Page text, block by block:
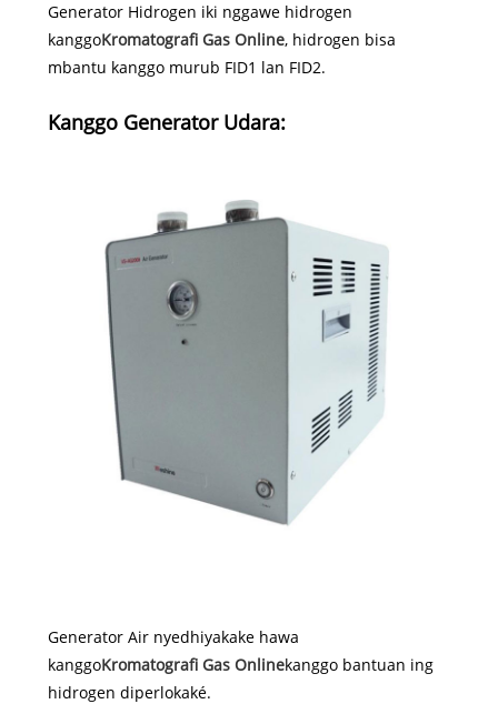
Generator Hidrogen iki nggawe hidrogen
kanggoKromatografi Gas Online, hidrogen bisa
mbantu kanggo murub FID1 lan FID2.
Kanggo Generator Udara:
Generator Air nyedhiyakake hawa
kanggoKromatografi Gas Onlinekanggo bantuan ing
hidrogen diperlokaké.